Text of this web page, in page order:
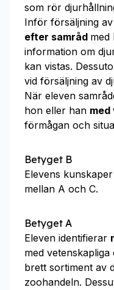
som rör
Inför försäljning
efter samråd med
information om
kan vistas.
vid försäljning av
När eleven
hon eller han med
förmågan och
Betyget B
Elevens
mellan A och C.
Betyget A
Eleven identifierar
med
brett sortiment av
zoohandeln.